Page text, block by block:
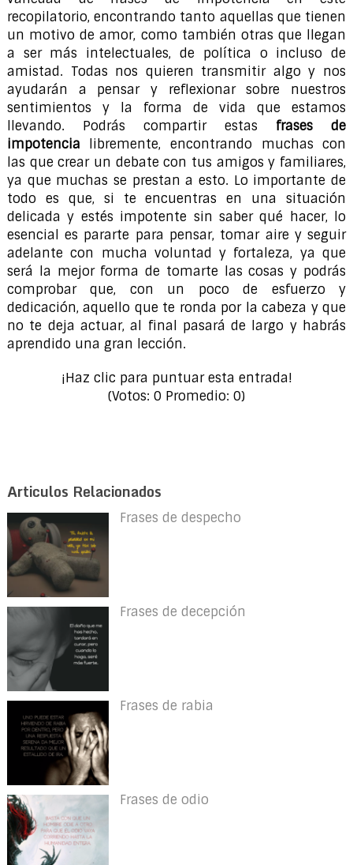
recopilatorio, encontrando tanto aquellas que tienen
un motivo de amor, como también otras que llegan
a ser más intelectuales, de política o incluso de
amistad. Todas nos quieren transmitir algo y nos
ayudarán a pensar y reflexionar sobre nuestros
sentimientos y la forma de vida que estamos
llevando. Podrás compartir estas frases de
impotencia libremente, encontrando muchas con
las que crear un debate con tus amigos y familiares,
ya que muchas se prestan a esto. Lo importante de
todo es que, si te encuentras en una situación
delicada y estés impotente sin saber qué hacer, lo
esencial es pararte para pensar, tomar aire y seguir
adelante con mucha voluntad y fortaleza, ya que
será la mejor forma de tomarte las cosas y podrás
comprobar que, con un poco de esfuerzo y
dedicación, aquello que te ronda por la cabeza y que
no te deja actuar, al final pasará de largo y habrás
aprendido una gran lección.
¡Haz clic para puntuar esta entrada!
(Votos: 0 Promedio: 0)
Articulos Relacionados
Frases de despecho
Frases de decepción
Frases de rabia
Frases de odio